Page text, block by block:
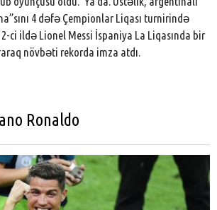
4 dəfə Çempionlar Liqası turnirində
ci ildə Lionel Messi İspaniya La Liqasında bir
növbəti rekorda imza atdı.
Ronaldo